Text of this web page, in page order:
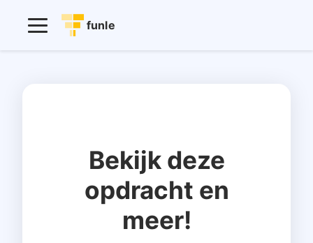
funle
Bekijk deze
opdracht en
meer!